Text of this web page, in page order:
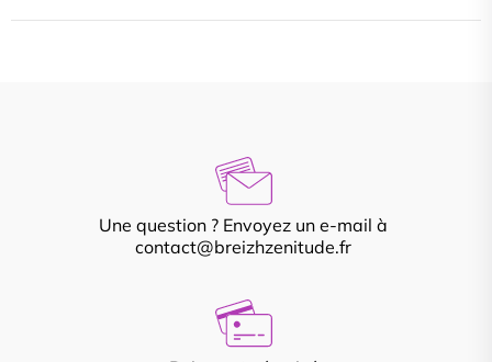
Une question ? Envoyez un e-mail à
contact@breizhzenitude.fr